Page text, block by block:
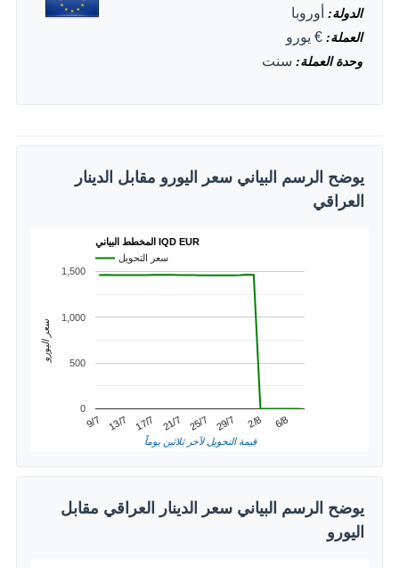
الدولة أوروبا
العملة € يورو
وحدة العملة سنت
يوضح الرسم البياني سعر اليورو مقابل الدينار
العراقي
المخطط البياني IQD EUR
سعر التحويل
9/7 13/7 17/7 21/7 25/7 29/7 2/8 6/8
0
500
1,000
1,500
قيمة التحويل لآخر ثلاثين يوماً
سعر اليورو
يوضح الرسم البياني سعر الدينار العراقي مقابل
اليورو